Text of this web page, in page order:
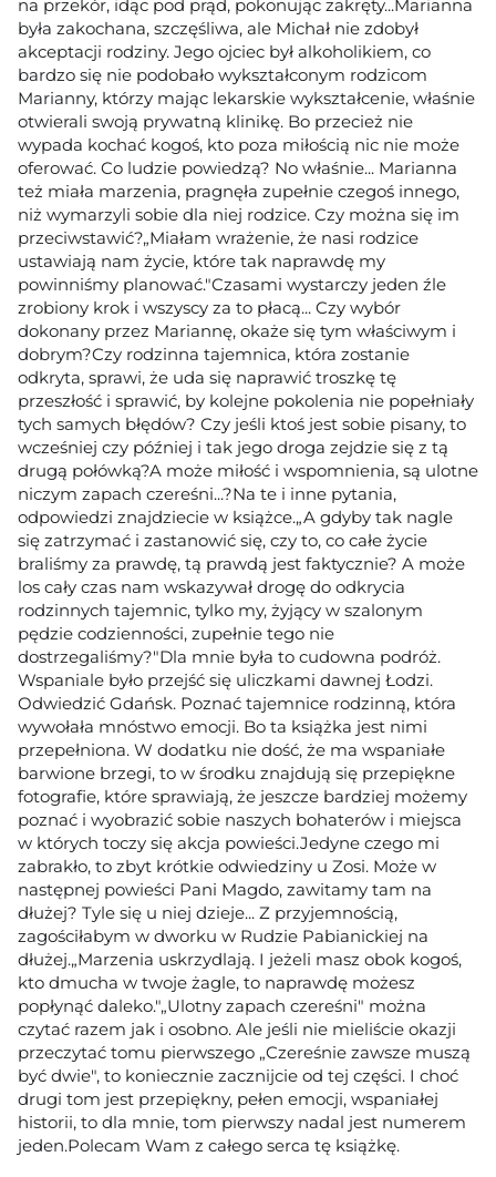
na przekór, idąc pod prąd, pokonując zakręty...Marianna
była zakochana, szczęśliwa, ale Michał nie zdobył
akceptacji rodziny. Jego ojciec był alkoholikiem, co
bardzo się nie podobało wykształconym rodzicom
Marianny, którzy mając lekarskie wykształcenie, właśnie
otwierali swoją prywatną klinikę. Bo przecież nie
wypada kochać kogoś, kto poza miłością nic nie może
oferować. Co ludzie powiedzą? No właśnie... Marianna
też miała marzenia, pragnęła zupełnie czegoś innego,
niż wymarzyli sobie dla niej rodzice. Czy można się im
przeciwstawić?„Miałam wrażenie, że nasi rodzice
ustawiają nam życie, które tak naprawdę my
powinniśmy planować."Czasami wystarczy jeden źle
zrobiony krok i wszyscy za to płacą... Czy wybór
dokonany przez Mariannę, okaże się tym właściwym i
dobrym?Czy rodzinna tajemnica, która zostanie
odkryta, sprawi, że uda się naprawić troszkę tę
przeszłość i sprawić, by kolejne pokolenia nie popełniały
tych samych błędów? Czy jeśli ktoś jest sobie pisany, to
wcześniej czy później i tak jego droga zejdzie się z tą
drugą połówką?A może miłość i wspomnienia, są ulotne
niczym zapach czereśni...?Na te i inne pytania,
odpowiedzi znajdziecie w książce.„A gdyby tak nagle
się zatrzymać i zastanowić się, czy to, co całe życie
braliśmy za prawdę, tą prawdą jest faktycznie? A może
los cały czas nam wskazywał drogę do odkrycia
rodzinnych tajemnic, tylko my, żyjący w szalonym
pędzie codzienności, zupełnie tego nie
dostrzegaliśmy?"Dla mnie była to cudowna podróż.
Wspaniale było przejść się uliczkami dawnej Łodzi.
Odwiedzić Gdańsk. Poznać tajemnice rodzinną, która
wywołała mnóstwo emocji. Bo ta książka jest nimi
przepełniona. W dodatku nie dość, że ma wspaniałe
barwione brzegi, to w środku znajdują się przepiękne
fotografie, które sprawiają, że jeszcze bardziej możemy
poznać i wyobrazić sobie naszych bohaterów i miejsca
w których toczy się akcja powieści.Jedyne czego mi
zabrakło, to zbyt krótkie odwiedziny u Zosi. Może w
następnej powieści Pani Magdo, zawitamy tam na
dłużej? Tyle się u niej dzieje... Z przyjemnością,
zagościłabym w dworku w Rudzie Pabianickiej na
dłużej.„Marzenia uskrzydlają. I jeżeli masz obok kogoś,
kto dmucha w twoje żagle, to naprawdę możesz
popłynąć daleko."„Ulotny zapach czereśni" można
czytać razem jak i osobno. Ale jeśli nie mieliście okazji
przeczytać tomu pierwszego „Czereśnie zawsze muszą
być dwie", to koniecznie zacznijcie od tej części. I choć
drugi tom jest przepiękny, pełen emocji, wspaniałej
historii, to dla mnie, tom pierwszy nadal jest numerem
jeden.Polecam Wam z całego serca tę książkę.